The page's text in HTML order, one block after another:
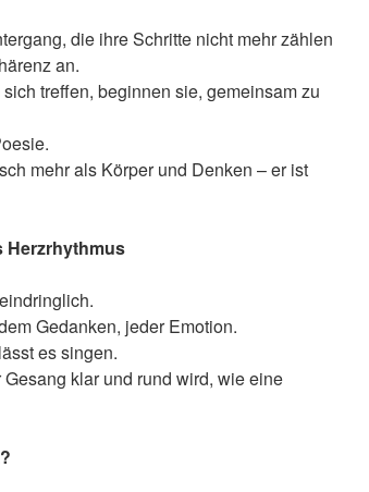
die ihre Schritte nicht mehr zählen
an.
treffen, beginnen sie, gemeinsam zu
mehr als Körper und Denken – er ist
Herzrhythmus
Gedanken, jeder Emotion.
es singen.
klar und rund wird, wie eine